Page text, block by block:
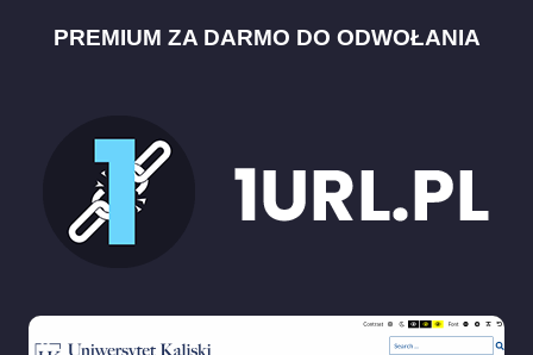
PREMIUM ZA DARMO DO ODWOŁANIA